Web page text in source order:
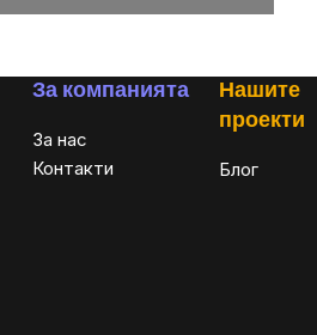
За компанията
За нас
Контакти
Нашите
проекти
Блог